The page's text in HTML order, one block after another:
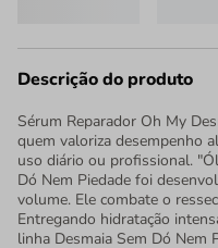
Descrição do produto
Sérum Reparador Oh My
quem valoriza desempenho
uso diário ou profissional.
Dó Nem Piedade foi
volume. Ele combate o
Entregando hidratação
linha Desmaia Sem Dó Nem